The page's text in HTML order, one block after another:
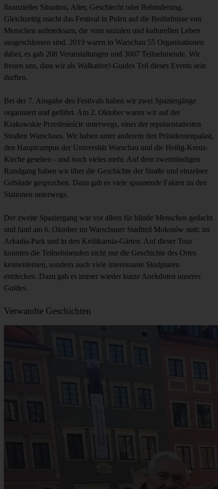
finanzieller Situation, Alter, Geschlecht oder Behinderung.
Gleichzeitig macht das Festival in Polen auf die Bedürfnisse von
Menschen aufmerksam, die vom sozialen und kulturellen Leben
ausgeschlossen sind. 2019 waren in Warschau 55 Organisationen
dabei, es gab 208 Veranstaltungen und 3607 Teilnehmende. Wir
freuen uns, dass wir als Walkative!-Guides Teil dieses Events sein
durften.
Bei der 7. Ausgabe des Festivals haben wir zwei Spaziergänge
organisiert und geführt. Am 2. Oktober waren wir auf der
Krakowskie Przedmieście unterwegs, einer der repräsentativsten
Straßen Warschaus. Wir haben unter anderem den Präsidentenpalast,
den Hauptcampus der Universität Warschau und die Heilig-Kreuz-
Kirche gesehen - und noch vieles mehr. Auf dem zweistündigen
Rundgang haben wir über die Geschichte der Straße und einzelner
Gebäude gesprochen. Dazu gab es viele spannende Fakten zu den
Stationen unterwegs.
Der zweite Spaziergang war vor allem für blinde Menschen gedacht
und fand am 6. Oktober im Warschauer Stadtteil Mokotów statt: im
Arkadia-Park und in den Królikarnia-Gärten. Auf dieser Tour
konnten die Teilnehmenden nicht nur die Geschichte des Ortes
kennenlernen, sondern auch viele interessante Skulpturen
entdecken. Dazu gab es immer wieder kurze Anekdoten unseres
Guides.
Verwandte Geschichten